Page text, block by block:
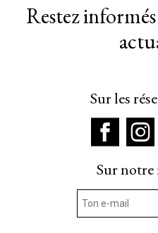
Restez
Sur les
Sur